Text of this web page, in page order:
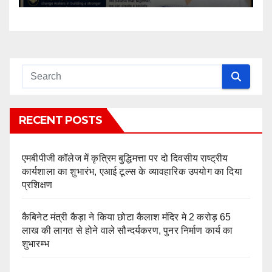
Parliament Committee
RECENT POSTS
एमबीपीजी कॉलेज में कृत्रिम बुद्धिमत्ता पर दो दिवसीय राष्ट्रीय
कार्यशाला का शुभारंभ, एआई टूल्स के व्यावहारिक उपयोग का दिया
प्रशिक्षण
कैबिनेट मंत्री कैड़ा ने किया छोटा कैलाश मंदिर मे 2 करोड़ 65
लाख की लागत से होने वाले सौन्दर्यकरण, पुनर निर्माण कार्य का
शुभारम्भ